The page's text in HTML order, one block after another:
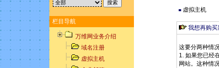
栏目导航
万维网业务介绍
域名注册
虚拟主机
■虚拟主机
我想再购
这要分两种情
1. 如果您已经
网站。这种情